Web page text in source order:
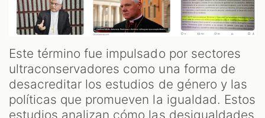
Este término fue impulsado por sectores
ultraconservadores como una forma de
desacreditar los estudios de género y las
políticas que promueven la igualdad. Estos
estudios analizan cómo las desigualdades